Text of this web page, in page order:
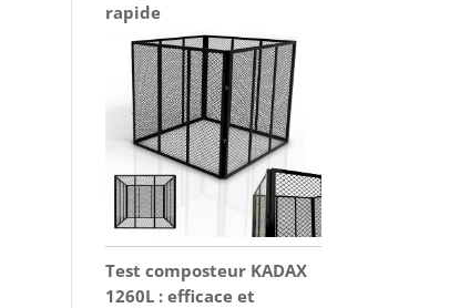
rapide
Test composteur KADAX
1260L : efficace et